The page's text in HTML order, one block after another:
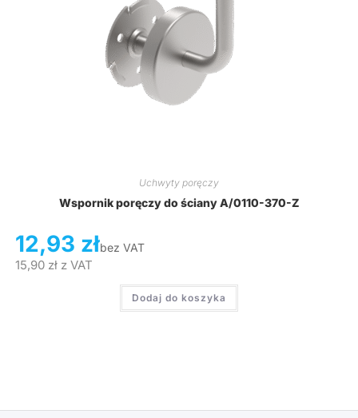
Uchwyty poręczy
Wspornik poręczy do ściany A/0110-370-Z
12,93 złbez VAT
15,90 złz VAT
Dodaj do koszyka